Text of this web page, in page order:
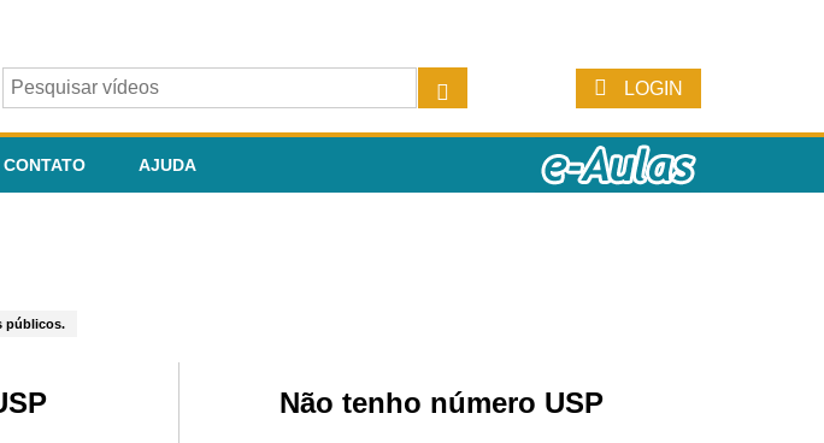
LOGIN
CONTATO AJUDA
públicos.
Não tenho número USP